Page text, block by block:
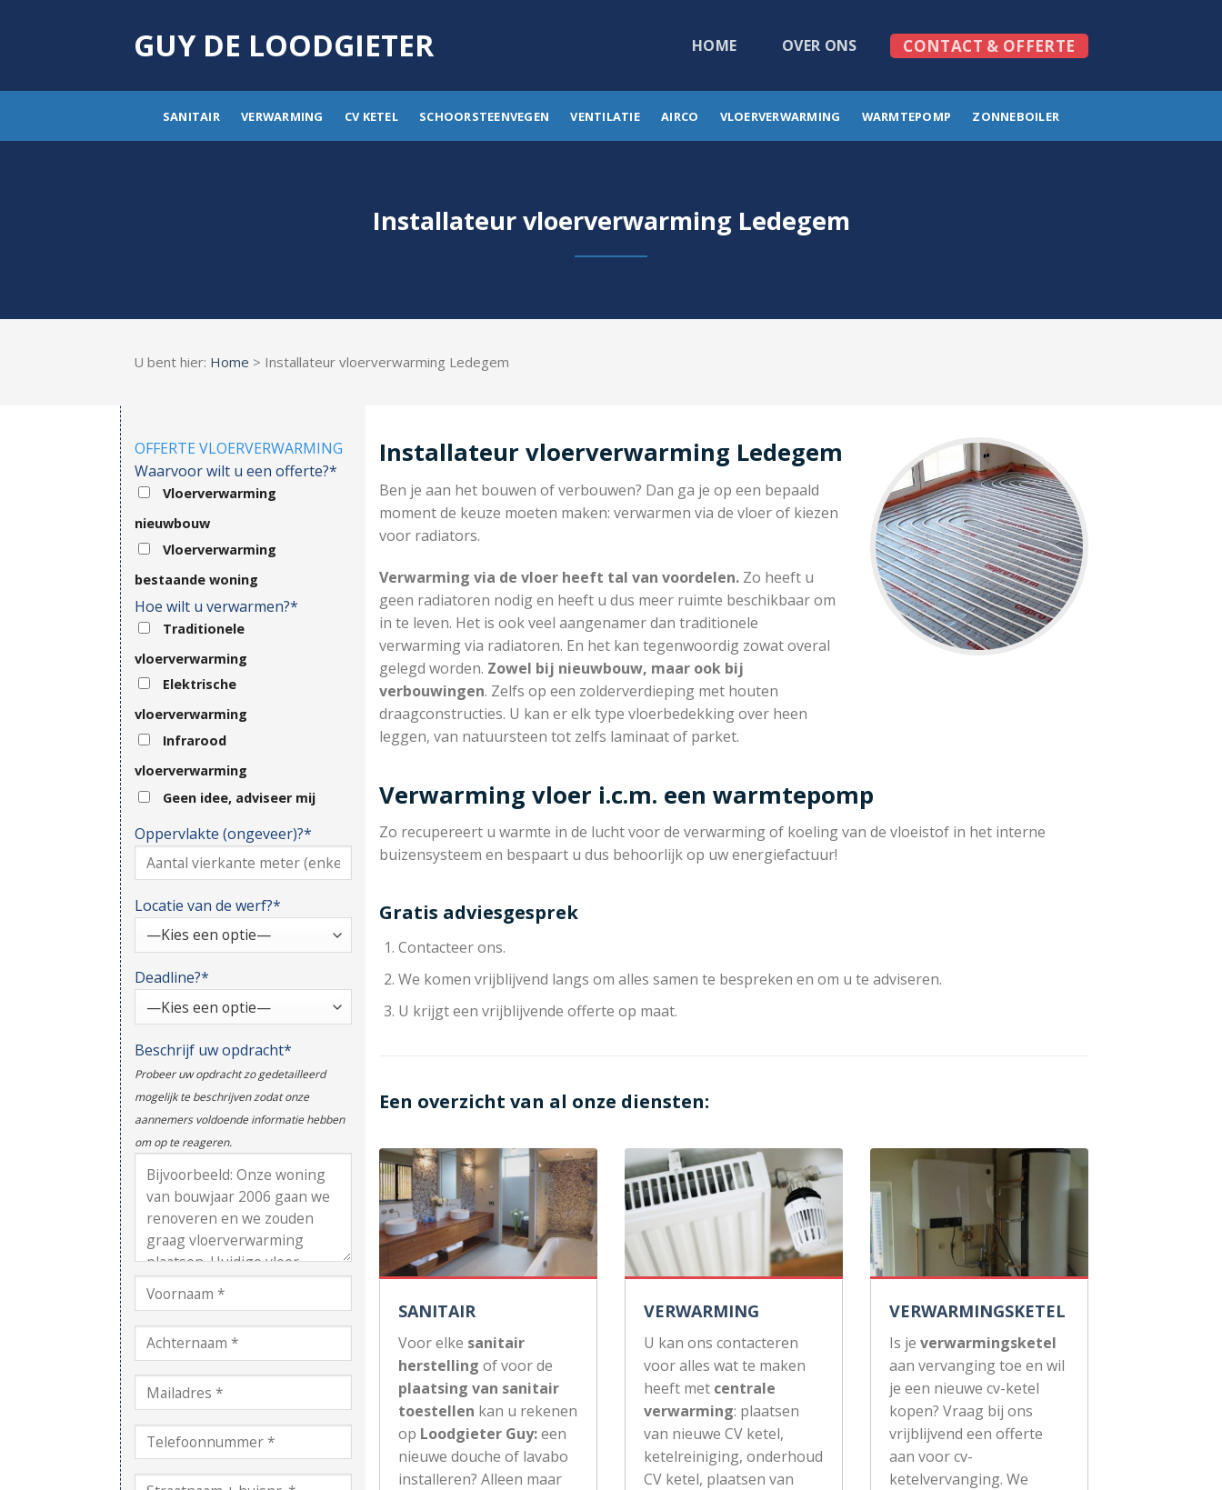
GUY DE LOODGIETER HOME OVER ONS CONTACT & OFFERTE
SANITAIR VERWARMING CV KETEL SCHOORSTEENVEGEN VENTILATIE AIRCO VLOERVERWARMING WARMTEPOMP ZONNEBOILER
Installateur vloerverwarming Ledegem
U bent hier: Home > Installateur vloerverwarming Ledegem
OFFERTE VLOERVERWARMING
Waarvoor wilt u een offerte?*
Vloerverwarming
nieuwbouw
Vloerverwarming
bestaande woning
Hoe wilt u verwarmen?*
Traditionele
vloerverwarming
Elektrische
vloerverwarming
Infrarood
vloerverwarming
Geen idee, adviseer mij
Oppervlakte (ongeveer)?*
Locatie van de werf?*
Deadline?*
Beschrijf uw opdracht*
Probeer uw opdracht zo gedetailleerd
mogelijk te beschrijven zodat onze
aannemers voldoende informatie hebben
om op te reageren.
Installateur vloerverwarming Ledegem
Ben je aan het bouwen of verbouwen? Dan ga je op een bepaald
moment de keuze moeten maken: verwarmen via de vloer of kiezen
voor radiators.
Verwarming via de vloer heeft tal van voordelen. Zo heeft u
geen radiatoren nodig en heeft u dus meer ruimte beschikbaar om
in te leven. Het is ook veel aangenamer dan traditionele
verwarming via radiatoren. En het kan tegenwoordig zowat overal
gelegd worden. Zowel bij nieuwbouw, maar ook bij
verbouwingen. Zelfs op een zolderverdieping met houten
draagconstructies. U kan er elk type vloerbedekking over heen
leggen, van natuursteen tot zelfs laminaat of parket.
Verwarming vloer i.c.m. een warmtepomp
Zo recupereert u warmte in de lucht voor de verwarming of koeling van de vloeistof in het interne
buizensysteem en bespaart u dus behoorlijk op uw energiefactuur!
Gratis adviesgesprek
Contacteer ons.
We komen vrijblijvend langs om alles samen te bespreken en om u te adviseren.
U krijgt een vrijblijvende offerte op maat.
Een overzicht van al onze diensten:
SANITAIR
Voor elke sanitair
herstelling of voor de
plaatsing van sanitair
toestellen kan u rekenen
op Loodgieter Guy:een
nieuwe douche of lavabo
installeren? Alleen maar
VERWARMING
U kan ons contacteren
voor alles wat te maken
heeft met centrale
verwarming: plaatsen
van nieuwe CV ketel,
ketelreiniging, onderhoud
CV ketel, plaatsen van
VERWARMINGSKETEL
Is je verwarmingsketel
aan vervanging toe en wil
je een nieuwe cv-ketel
kopen? Vraag bij ons
vrijblijvend een offerte
aan voor cv-
ketelvervanging. We